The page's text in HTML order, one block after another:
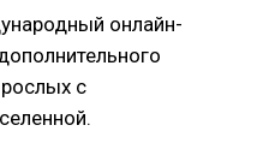
онлайн-
с